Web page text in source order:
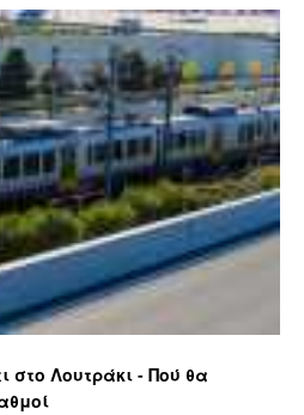
στο Λουτράκι - Πού θα